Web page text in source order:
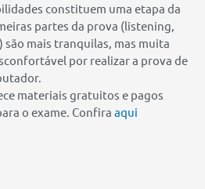
constituem uma etapa da
partes da prova (listening,
são mais tranquilas, mas muita
por realizar a prova de
materiais gratuitos e pagos
o exame. Confira aqui